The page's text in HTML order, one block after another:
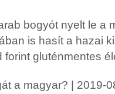
bogyót nyelt le a
is hasít a hazai
forint gluténmentes
a magyar? | 2019-